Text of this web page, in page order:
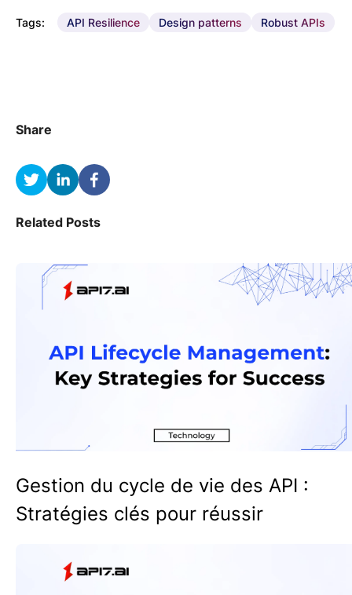
Tags: API Resilience Design patterns Robust APIs
Share
Related Posts
Gestion du cycle de vie des API :
Stratégies clés pour réussir